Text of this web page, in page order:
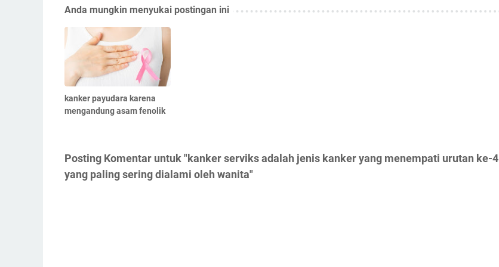
Anda mungkin menyukai postingan ini
kanker payudara karena
mengandung asam fenolik
Posting Komentar untuk "kanker serviks adalah jenis kanker yang menempati urutan ke-4
yang paling sering dialami oleh wanita"